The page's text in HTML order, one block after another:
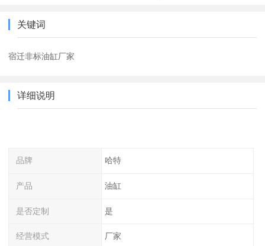
关键词
宿迁非标油缸厂家
详细说明
品牌 哈特
产品 油缸
是否定制 是
经营模式 厂家